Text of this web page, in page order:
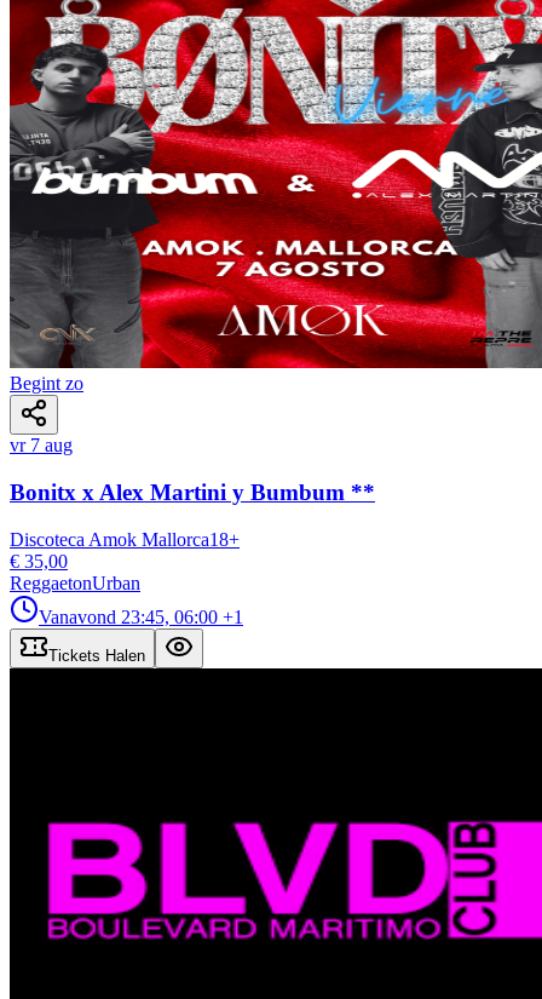
Begint zo
vr 7 aug
Bonitx x Alex Martini y Bumbum **
Discoteca Amok Mallorca18+
€ 35,00
ReggaetonUrban
Vanavond 23:45, 06:00 +1
Tickets Halen